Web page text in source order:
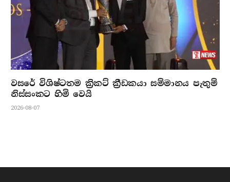
වසරේ විශිෂ්ටතම ක්‍රිකට් ක්‍රීඩකයා සම්මානය පැතුම්
නිස්සංකට හිමි වෙයි
2026-08-07